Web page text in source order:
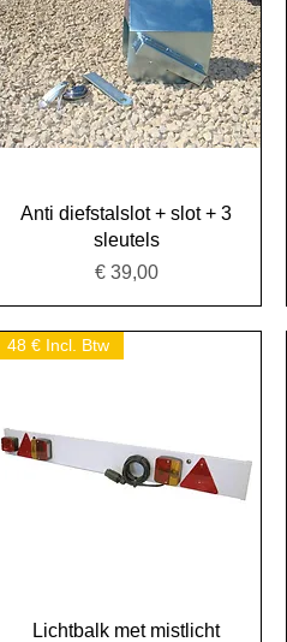
Snel overzicht
Anti diefstalslot + slot + 3
sleutels
Prijs
€ 39,00
Snel overzicht
48 € Incl. Btw
Lichtbalk met mistlicht